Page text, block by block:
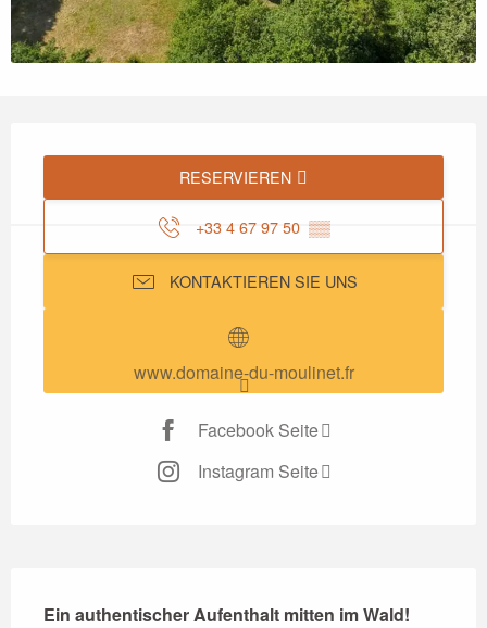
RESERVIEREN
+33 4 67 97 50 ▒▒
KONTAKTIEREN SIE UNS
www.domaine-du-moulinet.fr
Facebook Seite
Instagram Seite
Ein authentischer Aufenthalt mitten im Wald!